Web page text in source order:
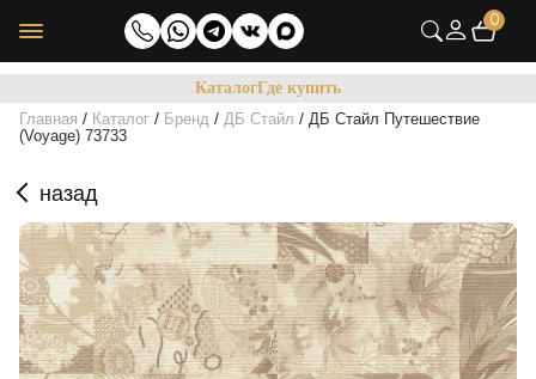
0
КаталогГде купить
Главная / Каталог / Бренд / ДБ Стайл / ДБ Стайл Путешествие
(Voyage) 73733
назад